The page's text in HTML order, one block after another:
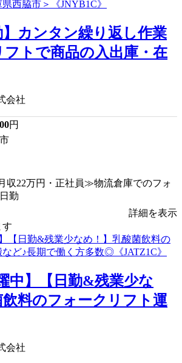
】カンタン繰り返し作業
トで商品の入出庫・在
会社
円
収22万円・正社員≫物流倉庫でのフォ
勤
詳細を表示
す
中】【日勤&残業少な
料のフォークリフト運
会社